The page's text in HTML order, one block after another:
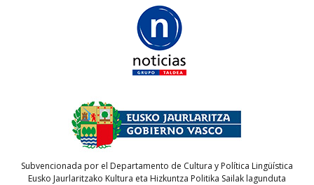
Subvencionada por el Departamento de Cultura y Política Lingüística
Eusko Jaurlaritzako Kultura eta Hizkuntza Politika Sailak lagunduta